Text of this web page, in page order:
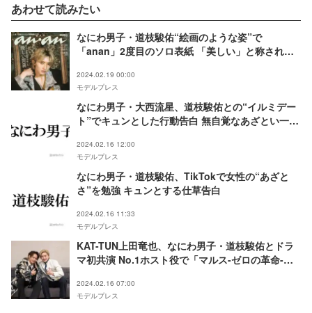
あわせて読みたい
なにわ男子・道枝駿佑“絵画のような姿”で
「anan」2度目のソロ表紙 「美しい」と称される
2024.02.19 00:00
モデルプレス
なにわ男子・大西流星、道枝駿佑との“イルミデー
ト”でキュンとした行動告白 無自覚なあざとい一面
2024.02.16 12:00
モデルプレス
なにわ男子・道枝駿佑、TikTokで女性の“あざと
さ”を勉強 キュンとする仕草告白
2024.02.16 11:33
モデルプレス
KAT-TUN上田竜也、なにわ男子・道枝駿佑とドラ
マ初共演 No.1ホスト役で「マルス-ゼロの革命-」
2024.02.16 07:00
モデルプレス